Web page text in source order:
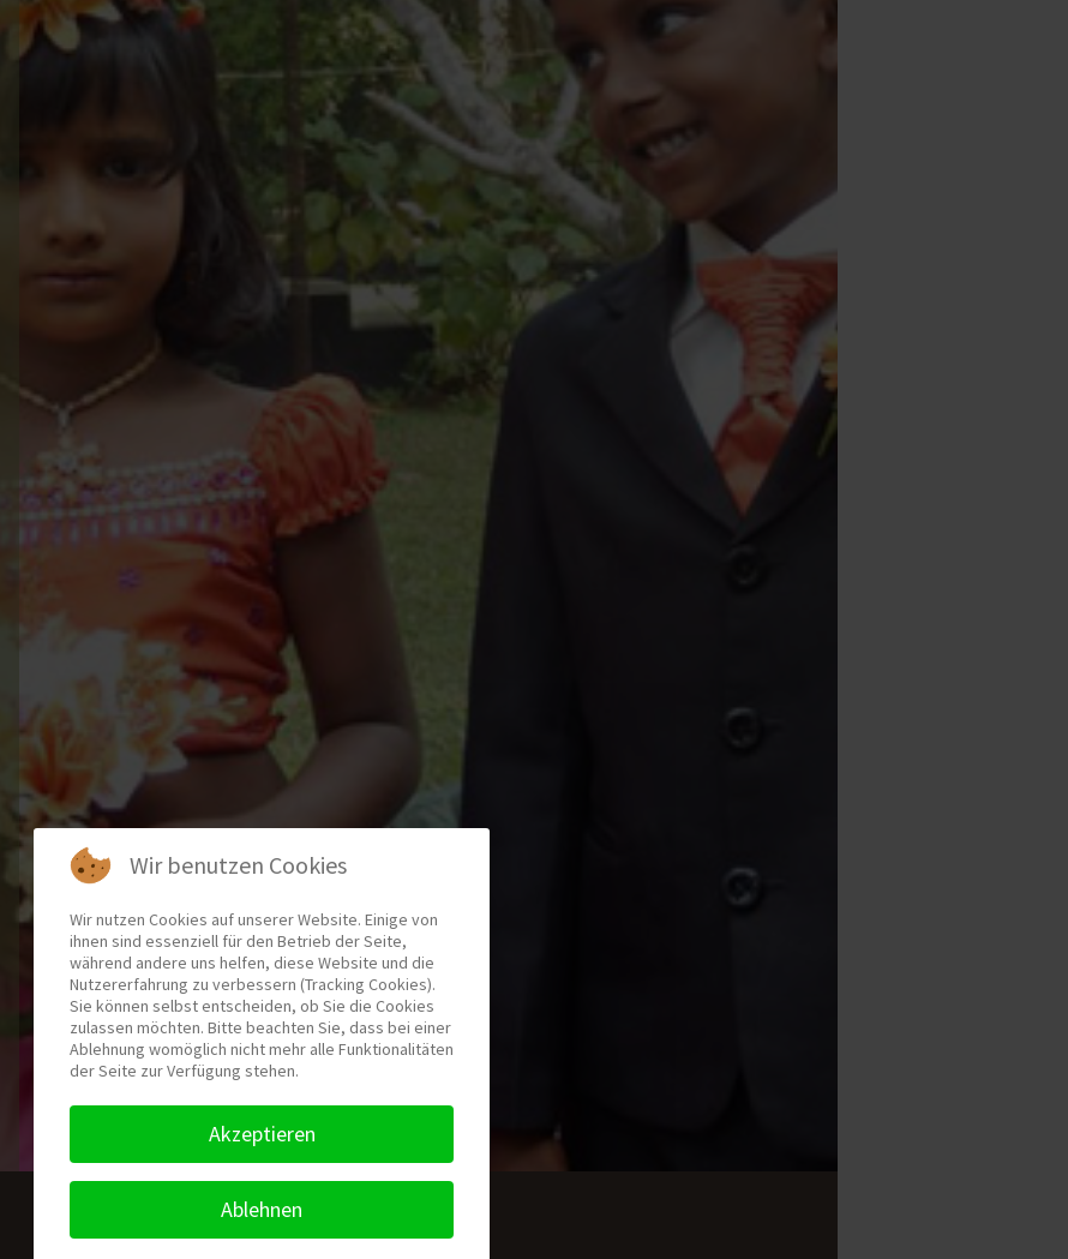
Wir benutzen Cookies
Wir nutzen Cookies auf unserer Website. Einige von
ihnen sind essenziell für den Betrieb der Seite,
während andere uns helfen, diese Website und die
Nutzererfahrung zu verbessern (Tracking Cookies).
Sie können selbst entscheiden, ob Sie die Cookies
zulassen möchten. Bitte beachten Sie, dass bei einer
Ablehnung womöglich nicht mehr alle Funktionalitäten
der Seite zur Verfügung stehen.
Akzeptieren
Ablehnen